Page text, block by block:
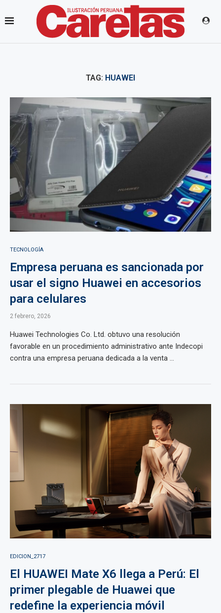
TAG: HUAWEI
TECNOLOGÍA
Empresa peruana es sancionada por
usar el signo Huawei en accesorios
para celulares
2 febrero, 2026
Huawei Technologies Co. Ltd. obtuvo una resolución
favorable en un procedimiento administrativo ante Indecopi
contra una empresa peruana dedicada a la venta ...
EDICION_2717
El HUAWEI Mate X6 llega a Perú: El
primer plegable de Huawei que
redefine la experiencia móvil